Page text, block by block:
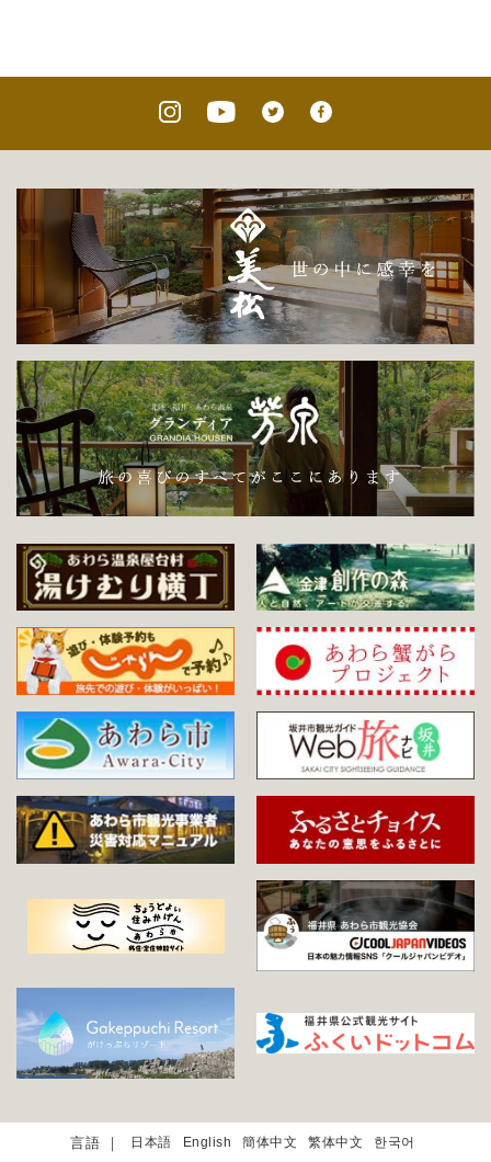
日本語 English 簡体中文 繁体中文 한국어